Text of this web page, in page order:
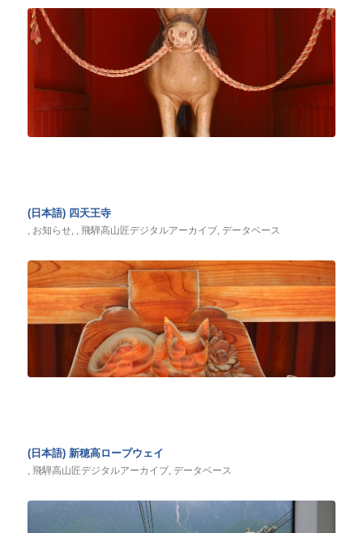
(日本語) 四天王寺
お知らせ, 飛騨高山匠デジタルアーカイブ, データベース
(日本語) 新穂高ロープウェイ
, 飛騨高山匠デジタルアーカイブ, データベース